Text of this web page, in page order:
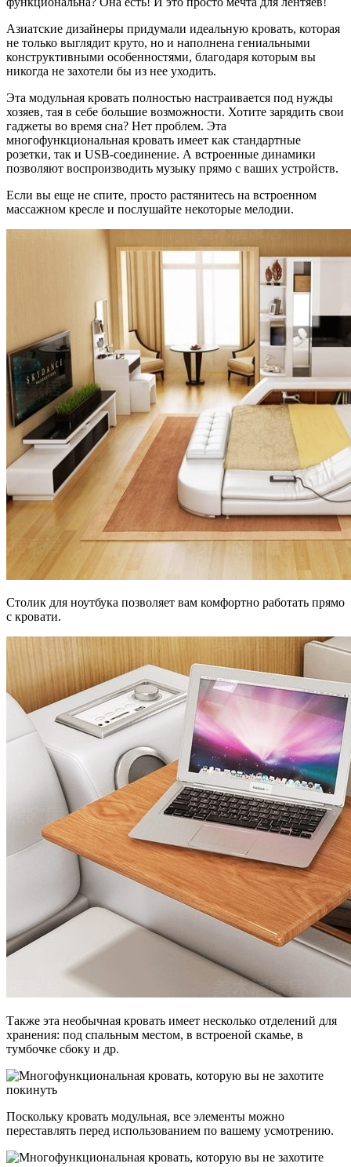
Азиатские дизайнеры придумали идеальную кровать, которая
не только выглядит круто, но и наполнена гениальными
конструктивными особенностями, благодаря которым вы
никогда не захотели бы из нее уходить.
Эта модульная кровать полностью настраивается под нужды
хозяев, тая в себе большие возможности. Хотите зарядить свои
гаджеты во время сна? Нет проблем. Эта
многофункциональная кровать имеет как стандартные
розетки, так и USB-соединение. А встроенные динамики
позволяют воспроизводить музыку прямо с ваших устройств.
Если вы еще не спите, просто растянитесь на встроенном
массажном кресле и послушайте некоторые мелодии.
Столик для ноутбука позволяет вам комфортно работать прямо
с кровати.
Также эта необычная кровать имеет несколько отделений для
хранения: под спальным местом, в встроеной скамье, в
тумбочке сбоку и др.
Поскольку кровать модульная, все элементы можно
переставлять перед использованием по вашему усмотрению.